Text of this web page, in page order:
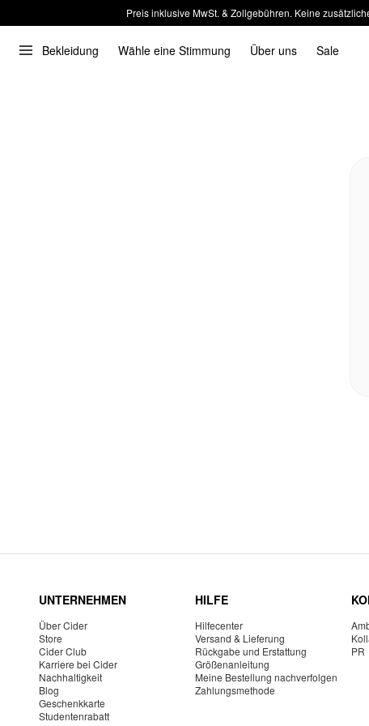
Preis inklusive MwSt. & Zollgebühren. Keine
Bekleidung Wähle eine Stimmung Über uns Sale
UNTERNEHMEN
Über Cider
Store
Cider Club
Karriere bei Cider
Nachhaltigkeit
Blog
Geschenkkarte
Studentenrabatt
HILFE
Hilfecenter
Versand & Lieferung
Rückgabe und Erstattung
Größenanleitung
Meine Bestellung nachverfolgen
Zahlungsmethode
PR